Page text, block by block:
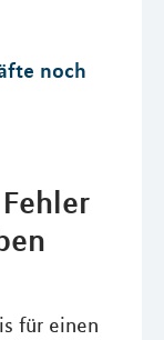
noch
für einen